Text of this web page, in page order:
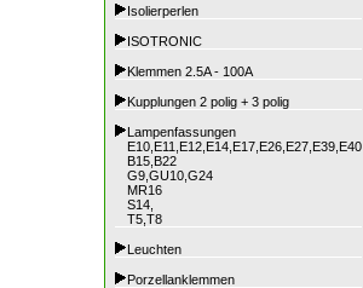
Isolierperlen
ISOTRONIC
Klemmen 2.5A - 100A
Kupplungen 2 polig + 3 polig
Lampenfassungen
E10,E11,E12,E14,E17,E26,E27,E39,E40
B15,B22
G9,GU10,G24
MR16
S14,
T5,T8
Leuchten
Porzellanklemmen